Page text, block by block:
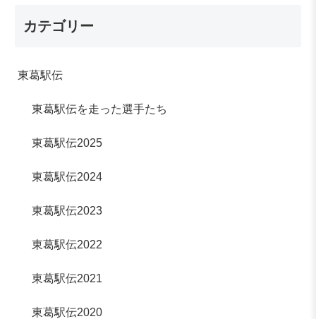
カテゴリー
東葛駅伝
東葛駅伝を走った選手たち
東葛駅伝2025
東葛駅伝2024
東葛駅伝2023
東葛駅伝2022
東葛駅伝2021
東葛駅伝2020